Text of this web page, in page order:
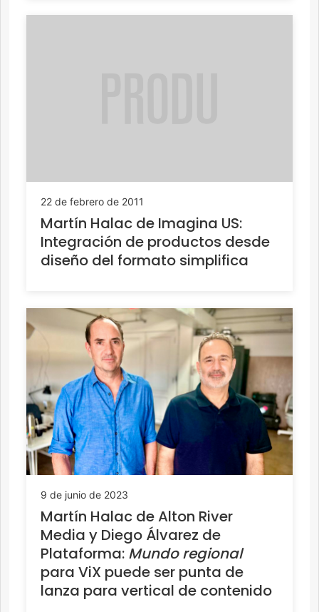
22 de febrero de 2011
Martín Halac de Imagina US:
Integración de productos desde
diseño del formato simplifica
9 de junio de 2023
Martín Halac de Alton River
Media y Diego Álvarez de
Plataforma: Mundo regional
para ViX puede ser punta de
lanza para vertical de contenido